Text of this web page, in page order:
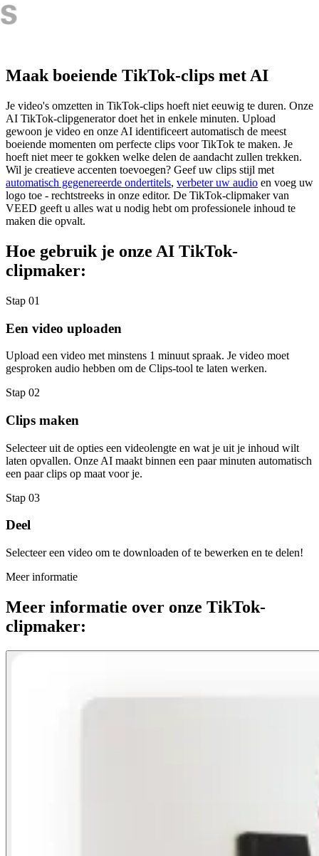
Maak boeiende TikTok-clips met AI
Je video's omzetten in TikTok-clips hoeft niet eeuwig te duren. Onze
AI TikTok-clipgenerator doet het in enkele minuten. Upload
gewoon je video en onze AI identificeert automatisch de meest
boeiende momenten om perfecte clips voor TikTok te maken. Je
hoeft niet meer te gokken welke delen de aandacht zullen trekken.
Wil je creatieve accenten toevoegen? Geef uw clips stijl met
automatisch gegenereerde ondertitels, verbeter uw audio en voeg uw
logo toe - rechtstreeks in onze editor. De TikTok-clipmaker van
VEED geeft u alles wat u nodig hebt om professionele inhoud te
maken die opvalt.
Hoe gebruik je onze AI TikTok-
clipmaker:
Stap 01
Een video uploaden
Upload een video met minstens 1 minuut spraak. Je video moet
gesproken audio hebben om de Clips-tool te laten werken.
Stap 02
Clips maken
Selecteer uit de opties een videolengte en wat je uit je inhoud wilt
laten opvallen. Onze AI maakt binnen een paar minuten automatisch
een paar clips op maat voor je.
Stap 03
Deel
Selecteer een video om te downloaden of te bewerken en te delen!
Meer informatie
Meer informatie over onze TikTok-
clipmaker: